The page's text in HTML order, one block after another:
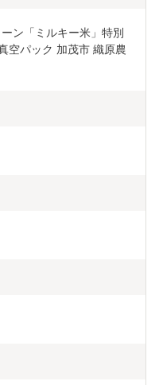
ン「ミルキー米」特別
空パック 加茂市 織原農